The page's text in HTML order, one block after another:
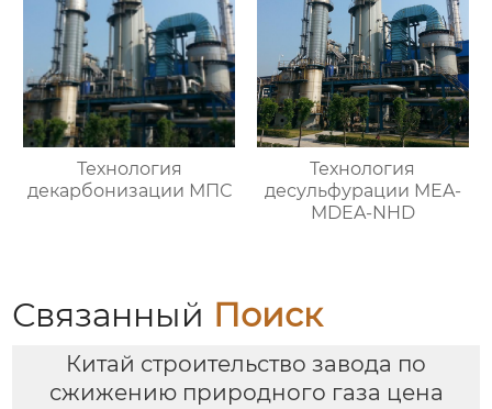
Технология
декарбонизации МПС
Технология
десульфурации MEA-
MDEA-NHD
Связанный Поиск
Китай строительство завода по
сжижению природного газа цена